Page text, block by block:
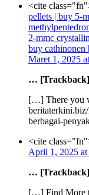
<cite
pellets | buy 5-
2-mmc
buy cathinonen
Maret 1, 2025
… [Trackback]
[…] There you
berbagai-
<cite
April 1, 2025 at
… [Trackback]
[…] Find More